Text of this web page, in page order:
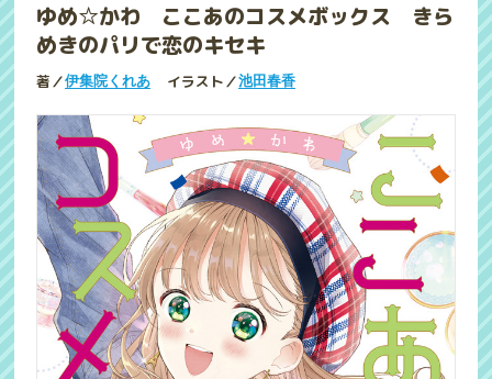
ゆめ☆かわ ここあのコスメボックス きら
めきのパリで恋のキセキ
著／伊集院くれあ イラスト／池田春香